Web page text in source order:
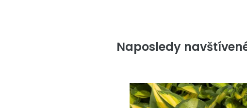
Naposledy